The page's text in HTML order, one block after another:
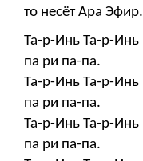
то несёт Ара Эфир.
Та-р-Инь Та-р-Инь
па ри па-па.
Та-р-Инь Та-р-Инь
па ри па-па.
Та-р-Инь Та-р-Инь
па ри па-па.